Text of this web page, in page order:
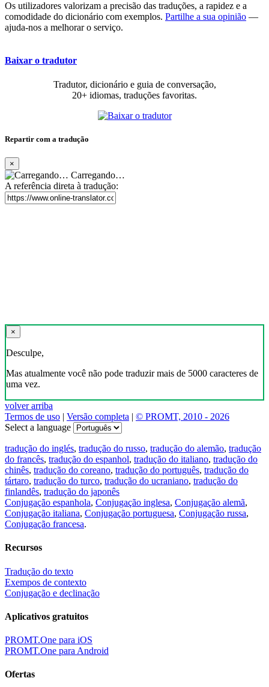
Os utilizadores valorizam a precisão das traduções, a rapidez e a
comodidade do dicionário com exemplos. Partilhe a sua opinião —
ajuda-nos a melhorar o serviço.
Baixar o tradutor
Tradutor, dicionário e guia de conversação,
20+ idiomas, traduções favoritas.
Repartir com a tradução
×
Carregando…
A referência direta à tradução:
×
Desculpe,
Mas atualmente você não pode traduzir mais de 5000 caracteres de
uma vez.
volver arriba
Termos de uso | Versão completa | © PROMT, 2010 - 2026
Select a language
tradução do inglés, tradução do russo, tradução do alemão, tradução
do francês, tradução do espanhol, tradução do italiano, tradução do
chinês, tradução do coreano, tradução do português, tradução do
tártaro, tradução do turco, tradução do ucraniano, tradução do
finlandês, tradução do japonês
Conjugação espanhola, Conjugação inglesa, Conjugação alemã,
Conjugação italiana, Conjugação portuguesa, Conjugação russa,
Conjugação francesa.
Recursos
Tradução do texto
Exempos de contexto
Conjugação e declinação
Aplicativos gratuitos
PROMT.One para iOS
PROMT.One para Android
Ofertas